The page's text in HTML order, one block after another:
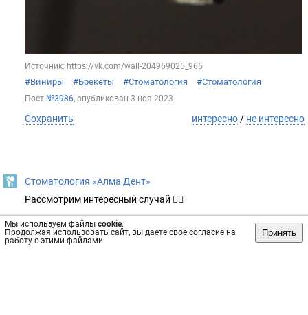
Мы используем файлы cookie.
Продолжая использовать сайт, вы даете свое согласие на
работу с этими файлами.
Принять
Источник: https://vk.com/wall-204969025_965
#Виниры #Брекеты #Стоматология #Стоматология
Пост №3986, опубликован 3 ноя 2023
Сохранить интересно / не интересно
Стоматология «Алма Дент»
Рассмотрим интересный случай 👇🏻
К нам обратился пациент с жалобой на функционал и
эстетику своей улыбки. Что удалось выявить в процессе